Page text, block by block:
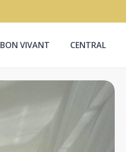
BON VIVANT CENTRAL